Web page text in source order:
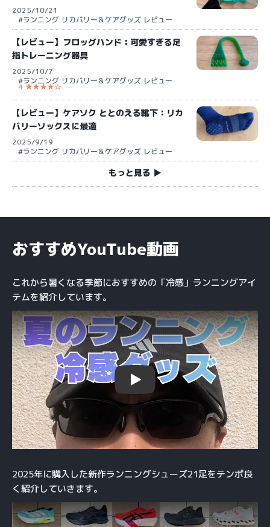
2025/10/21
#ランニング リカバリー＆ケアグッズ レビュー
【レビュー】フロッグハンド：可愛すぎる足
指トレーニング器具
2025/10/7
#ランニング リカバリー＆ケアグッズ レビュー
4 ★★★★☆
【レビュー】ケアソク ととのえる靴下：リカ
バリーソックスに最適
2025/9/19
#ランニング リカバリー＆ケアグッズ レビュー
もっと見る ▶︎
おすすめYouTube動画
これから暑くなる季節におすすめの「冷感」ランニングアイ
テムを紹介しています。
Play
2025年に購入した新作ランニングシューズ21足をテンポ良
く紹介していきます。